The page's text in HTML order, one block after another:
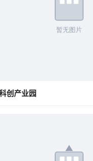
创产业园